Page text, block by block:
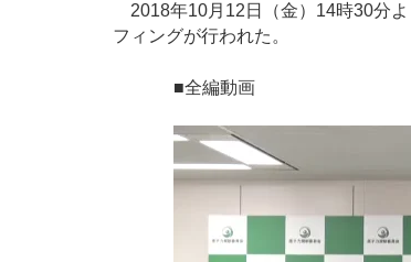
2018年10月12日（金）14時30分
フィングが行われた。
■全編動画